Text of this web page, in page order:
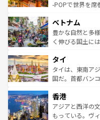
い。オーストラ
参照してほしい。
驚きをもたらし
容にもいいと評
が味
照してほしい。
-POPで世界を席
き、地方に足を
できる。そして
まで、さまざま
リティに包まれ
覧を参照してほ
ベトナム
豊かな自然と多
く伸びる国土に
急速な発展と共
ーチミン市のフ
醸し出している
とつ。フォーや
ひ現地で味わい
が旅行者を迎え
タイ
タイは、東南ア
国だ。首都バン
の活気が交差し
帯で自然と触れ
いビーチでリゾ
香港
アジアと西洋の
もっている。ヴ